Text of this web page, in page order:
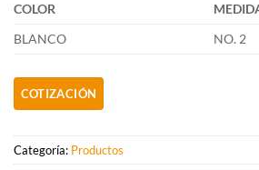
COLOR
BLANCO
NO. 2
Categoría: Productos